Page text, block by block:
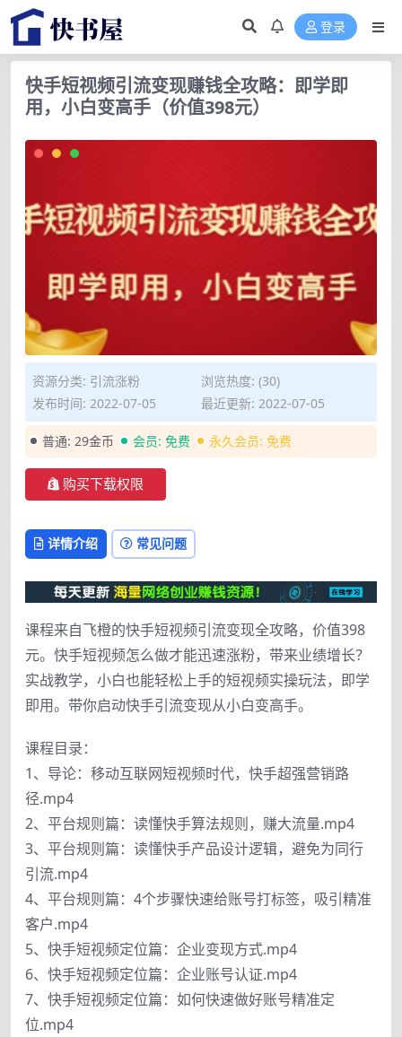
登录
快手短视频引流变现赚钱全攻略：即学即
用，小白变高手（价值398元）
资源分类: 引流涨粉
浏览热度: (30)
发布时间: 2022-07-05
最近更新: 2022-07-05
普通: 29金币 会员: 免费 永久会员: 免费
购买下载权限
详情介绍 常见问题
课程来自飞橙的快手短视频引流变现全攻略，价值398
元。快手短视频怎么做才能迅速涨粉，带来业绩增长？
实战教学，小白也能轻松上手的短视频实操玩法，即学
即用。带你启动快手引流变现从小白变高手。
课程目录：
1、导论：移动互联网短视频时代，快手超强营销路
径.mp4
2、平台规则篇：读懂快手算法规则，赚大流量.mp4
3、平台规则篇：读懂快手产品设计逻辑，避免为同行
引流.mp4
4、平台规则篇：4个步骤快速给账号打标签，吸引精准
客户.mp4
5、快手短视频定位篇：企业变现方式.mp4
6、快手短视频定位篇：企业账号认证.mp4
7、快手短视频定位篇：如何快速做好账号精准定
位.mp4